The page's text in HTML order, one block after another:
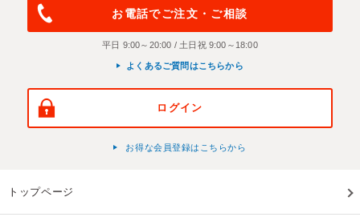
お電話でご注文・ご相談
平日 9:00～20:00 / 土日祝 9:00～18:00
よくあるご質問はこちらから
ログイン
お得な会員登録はこちらから
トップページ